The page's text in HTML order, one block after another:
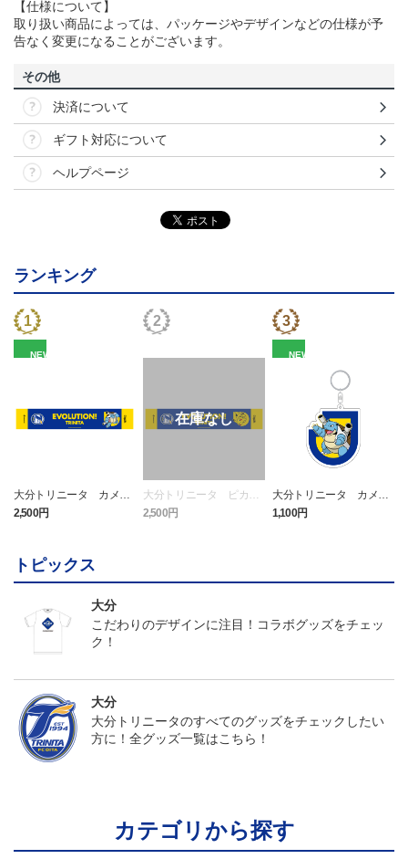
【仕様について】
取り扱い商品によっては、パッケージやデザインなどの仕様が予
告なく変更になることがございます。
その他
決済について
ギフト対応について
ヘルプページ
ランキング
NEW
大分トリニータ カメッ
クス タオルマフラー
2,500円
大分トリニータ ピカチ
ュウ タオルマフラー
2,500円
NEW
大分トリニータ カメッ
クス キーホルダー
1,100円
トピックス
大分
こだわりのデザインに注目！コラボグッズをチェッ
ク！
大分
大分トリニータのすべてのグッズをチェックしたい
方に！全グッズ一覧はこちら！
カテゴリから探す